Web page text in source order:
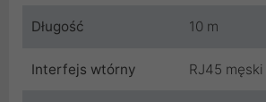
Długość 10 m
Interfejs wtórny RJ45 męski